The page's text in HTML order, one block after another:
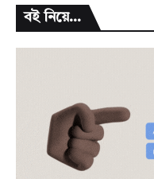
বই নিয়ে...